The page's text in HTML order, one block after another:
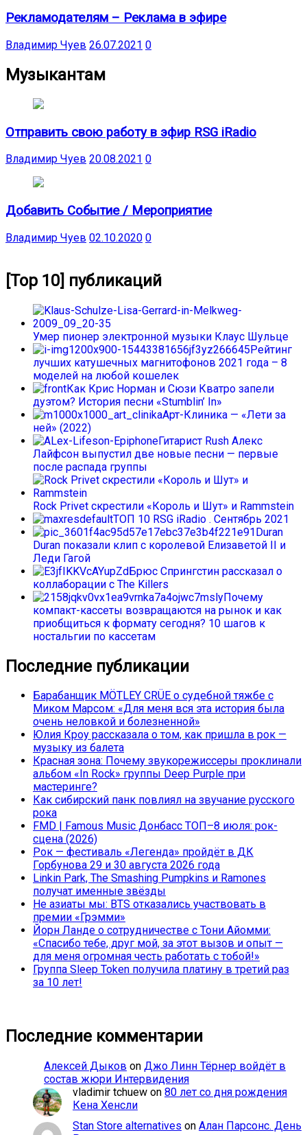
Рекламодателям – Реклама в эфире
Владимир Чуев 26.07.2021 0
Музыкантам
Отправить свою работу в эфир RSG iRadio
Владимир Чуев 20.08.2021 0
Добавить Событие / Мероприятие
Владимир Чуев 02.10.2020 0
[Top 10] публикаций
Умер пионер электронной музыки Клаус Шульце
Рейтинг
лучших катушечных магнитофонов 2021 года – 8
моделей на любой кошелек
Как Крис Норман и Сюзи Кватро запели
дуэтом? История песни «Stumblin’ In»
Арт-Клиника — «Лети за
ней» (2022)
Гитарист Rush Алекс
Лайфсон выпустил две новые песни — первые
после распада группы
Rock Privet скрестили «Король и Шут» и Rammstein
ТОП 10 RSG iRadio . Сентябрь 2021
Duran
Duran показали клип с королевой Елизаветой II и
Леди Гагой
Брюс Спрингстин рассказал о
коллаборации с The Killers
Почему
компакт-кассеты возвращаются на рынок и как
приобщиться к формату сегодня? 10 шагов к
ностальгии по кассетам
Последние публикации
Барабанщик MÖTLEY CRÜE о судебной тяжбе с
Миком Марсом: «Для меня вся эта история была
очень неловкой и болезненной»
Юлия Кроу рассказала о том, как пришла в рок —
музыку из балета
Красная зона: Почему звукорежиссеры проклинали
альбом «In Rock» группы Deep Purple при
мастеринге?
Как сибирский панк повлиял на звучание русского
рока
FMD | Famous Music Донбасс ТОП–8 июля: рок-
сцена (2026)
Рок — фестиваль «Легенда» пройдёт в ДК
Горбунова 29 и 30 августа 2026 года
Linkin Park, The Smashing Pumpkins и Ramones
получат именные звёзды
Не азиаты мы: BTS отказались участвовать в
премии «Грэмми»
Йорн Ланде о сотрудничестве с Тони Айомми:
«Спасибо тебе, друг мой, за этот вызов и опыт —
для меня огромная честь работать с тобой!»
Группа Sleep Token получила платину в третий раз
за 10 лет!
Последние комментарии
Алексей Дыков on Джо Линн Тёрнер войдёт в
состав жюри Интервидения
vladimir tchuew on 80 лет со дня рождения
Кена Хенсли
Stan Store alternatives on Алан Парсонс. День